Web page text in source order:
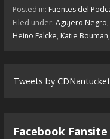
Posted in: Fuentes del
Filed under: Agujero Negro,
Heino Falcke, Katie Bouman,
Tweets by CDNantucket
Facebook